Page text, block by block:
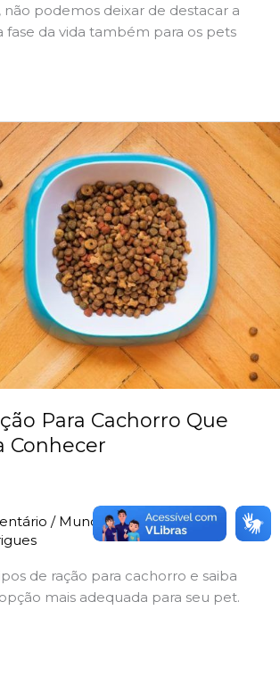
não podemos deixar de destacar a
fase da vida também para os pets
Para Cachorro Que
Conhecer
/ Mundo Pet, Nutrição/
de ração para cachorro e saiba
mais adequada para seu pet.